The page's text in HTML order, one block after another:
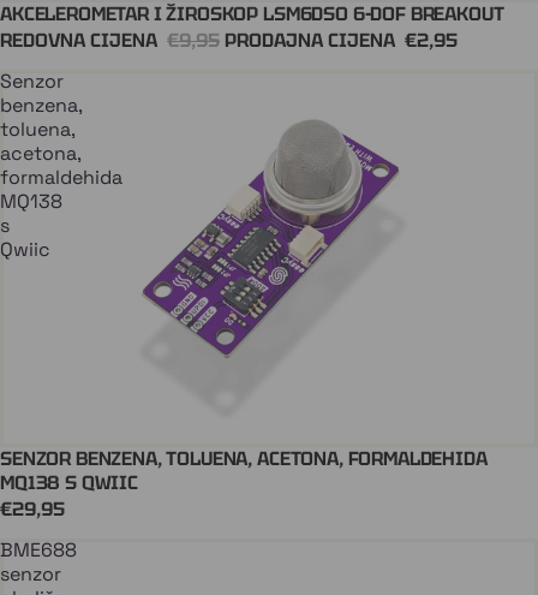
Dodaj U Košaricu
AKCELEROMETAR I ŽIROSKOP LSM6DSO 6-DOF BREAKOUT
REDOVNA CIJENA €9,95 PRODAJNA CIJENA €2,95
Senzor
benzena,
toluena,
acetona,
formaldehida
MQ138
s
Qwiic
QWIIC Stiže uskoro
SENZOR BENZENA, TOLUENA, ACETONA, FORMALDEHIDA
MQ138 S QWIIC
€29,95
BME688
senzor